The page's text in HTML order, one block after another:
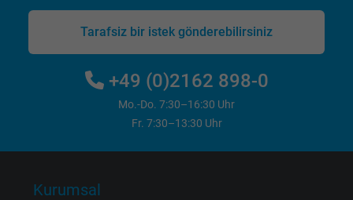
Tarafsiz bir istek gönderebilirsiniz
+49 (0)2162 898-0
Mo.-Do. 7:30–16:30 Uhr
Fr. 7:30–13:30 Uhr
Kurumsal